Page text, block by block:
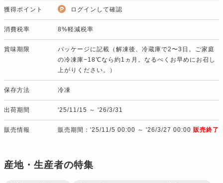
獲得ポイント ログインして確認
消費税率 8%軽減税率
賞味期限
パッケージに記載（解凍後、冷蔵庫で2〜3日。ご家庭
の冷凍庫−18℃なら約1ヵ月。なるべくお早めにお召し
上がりください。）
保存方法 冷凍
出荷期間 '25/11/15 ～ '26/3/31
販売情報 販売期間：'25/11/5 00:00 ～ '26/3/27 00:00 販売終了
産地・生産者の特集